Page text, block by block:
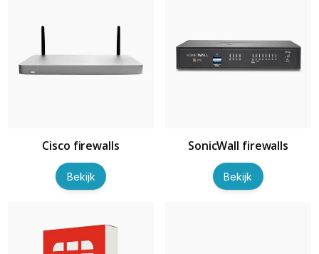
Cisco firewalls
Bekijk
SonicWall firewalls
Bekijk